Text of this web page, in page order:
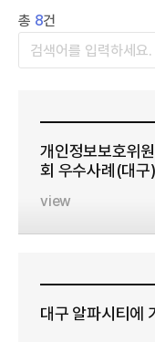
총 8건
개인정보보호위
회 우수사례(대구)
view
대구 알파시티에